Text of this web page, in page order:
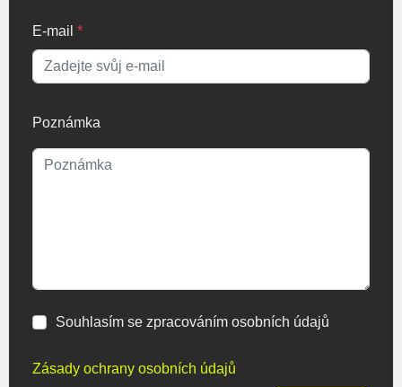
E-mail *
Poznámka
Souhlasím se zpracováním osobních údajů
Zásady ochrany osobních údajů